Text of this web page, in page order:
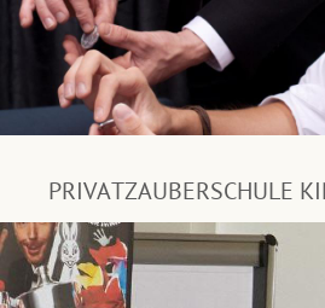
PRIVATZAUBERSCHULE